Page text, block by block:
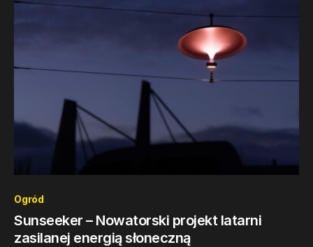
Ogród
Sunseeker – Nowatorski projekt latarni
zasilanej energią słoneczną